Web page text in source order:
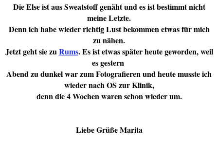
Die Else ist aus Sweatstoff genäht und es ist bestimmt nicht
meine Letzte.
Denn ich habe wieder richtig Lust bekommen etwas für mich
zu nähen.
Jetzt geht sie zuRums. Es ist etwas später heute geworden, weil
es gestern
Abend zu dunkel war zum Fotografieren und heute musste ich
wieder nach OS zur Klinik,
denn die 4 Wochen waren schon wieder um.
Liebe Grüße Marita